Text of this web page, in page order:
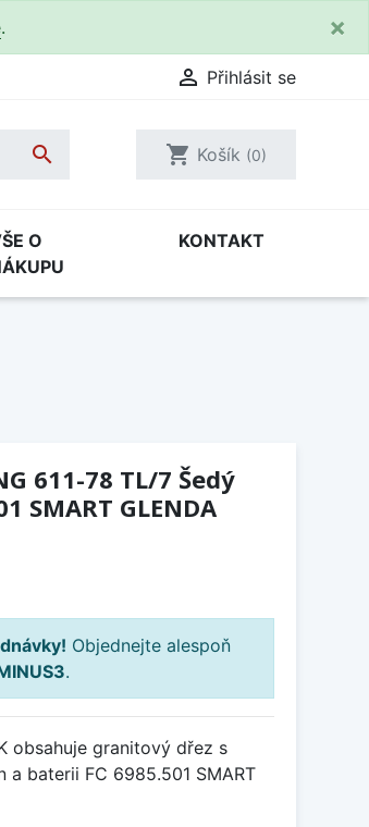
. ×
 Přihlásit se
 shopping_cart Košík (0)
O
KONTAKT
611-78 TL/7 Šedý
SMART GLENDA
Objednejte alespoň
.
obsahuje granitový dřez s
a baterii FC 6985.501 SMART